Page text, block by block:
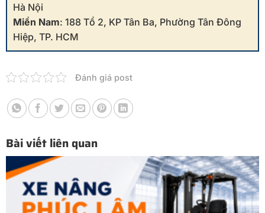
Hà Nội
Miền Nam: 188 Tổ 2, KP Tân Ba, Phường Tân Đông
Hiệp, TP. HCM
Đánh giá post
Bài viết liên quan